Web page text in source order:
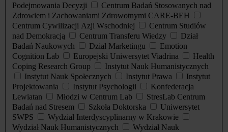
Podejmowania Decyzji
Centrum Badań Stosowanych nad
Zdrowiem i Zachowaniami Zdrowotnymi CARE-BEH
Centrum Cywilizacji Azji Wschodniej
Centrum Studiów
nad Demokracją
Centrum Transferu Wiedzy
Dział
Badań Naukowych
Dział Marketingu
Emotion
Cognition Lab
Europejski Uniwersytet Viadrina
Health
Coping Research Group
Instytut Nauk Humanistycznych
Instytut Nauk Społecznych
Instytut Prawa
Instytut
Projektowania
Instytut Psychologii
Konfederacja
Lewiatan
Młodzi w Centrum Lab
StresLab Centrum
Badań nad Stresem
Szkoła Doktorska
Uniwersytet
SWPS
Wydział Interdyscyplinarny w Krakowie
Wydział Nauk Humanistycznych
Wydział Nauk